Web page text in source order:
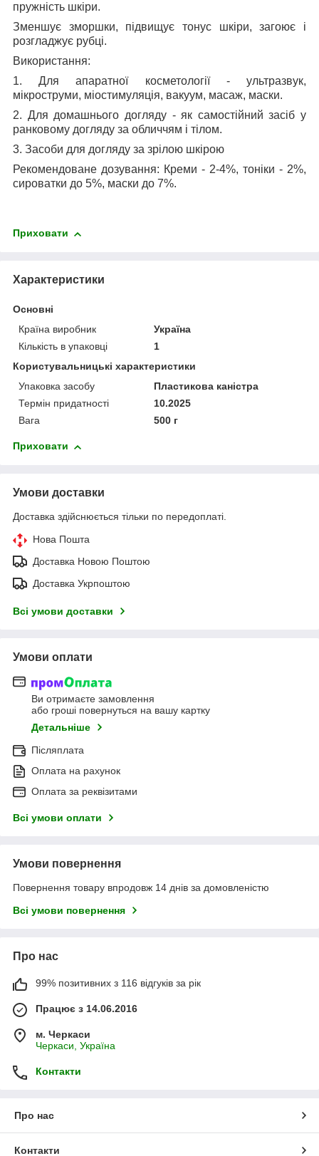
пружність шкіри.
Зменшує зморшки, підвищує тонус шкіри, загоює і
розгладжує рубці.
Використання:
1. Для апаратної косметології - ультразвук,
мікроструми, міостимуляція, вакуум, масаж, маски.
2. Для домашнього догляду - як самостійний засіб у
ранковому догляду за обличчям і тілом.
3. Засоби для догляду за зрілою шкірою
Рекомендоване дозування: Креми - 2-4%, тоніки - 2%,
сироватки до 5%, маски до 7%.
Приховати
Характеристики
Основні
Країна виробник
Україна
Кількість в упаковці
1
Користувальницькі характеристики
Упаковка засобу
Пластикова каністра
Термін придатності
10.2025
Вага
500 г
Приховати
Умови доставки
Доставка здійснюється тільки по передоплаті.
Нова Пошта
Доставка Новою Поштою
Доставка Укрпоштою
Всі умови доставки
Умови оплати
Ви отримаєте замовлення
або гроші повернуться на вашу картку
Детальніше
Післяплата
Оплата на рахунок
Оплата за реквізитами
Всі умови оплати
Умови повернення
Повернення товару впродовж 14 днів за домовленістю
Всі умови повернення
Про нас
99% позитивних з 116 відгуків за рік
Працює з 14.06.2016
м. Черкаси
Черкаси, Україна
Контакти
Про нас
Контакти